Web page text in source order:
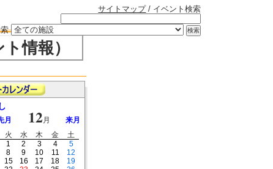
サイトマップ/ イベント検索
索
情報）
月 12月
来月
火 水 木 金
土
1 2 3 4
5
8 9 10 11
12
15 16 17 18
19